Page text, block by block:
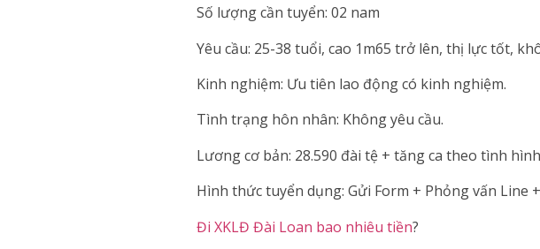
Số lượng cần tuyển: 02 nam
Yêu cầu: 25-38 tuổi, cao 1m65 trở lên, thị lực tốt,
Kinh nghiệm: Ưu tiên lao động có kinh nghiệm.
Tình trạng hôn nhân: Không yêu cầu.
Lương cơ bản: 28.590 đài tệ + tăng ca theo tình
Hình thức tuyển dụng: Gửi Form + Phỏng vấn Line
Đi XKLĐ Đài Loan bao nhiêu tiền?